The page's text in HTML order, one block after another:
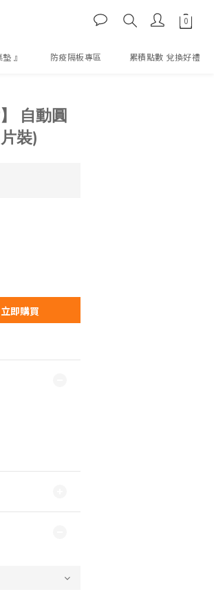
』 防疫隔板專區 累積點數 兌換好禮
自動圓
裝)
立即購買